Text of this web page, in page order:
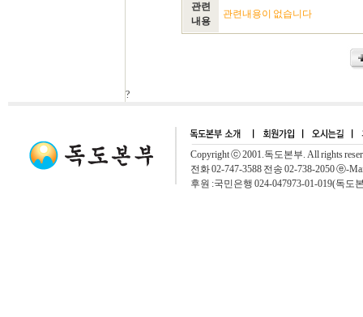
관련
내용
관련내용이 없습니다
?
Copyright ⓒ 2001.독도본부. All rights
전화 02-747-3588 전송 02-738-2050 ⓔ-
후원 :국민은행 024-047973-01-019(독도